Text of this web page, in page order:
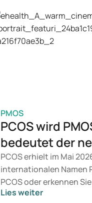
entscheidet ein Arzt auf
Gesundheit, Ihres BMI
PMOS
PCOS wird
bedeutet der
PCOS erhielt im Mai
internationalen Namen
PCOS oder erkennen
dazu passen?
Lies weiter